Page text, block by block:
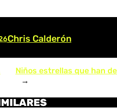
Chris Calderón
Niños estrellas que han
→